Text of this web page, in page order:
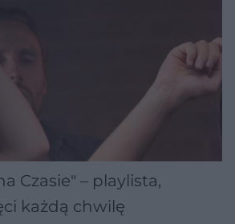
Czasie" – playlista,
każdą chwilę